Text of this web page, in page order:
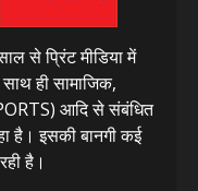
से प्रिंट मीडिया में
ही सामाजिक,
आदि से संबंधित
है। इसकी बानगी कई
है।